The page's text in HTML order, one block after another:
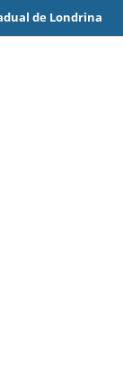
de Londrina